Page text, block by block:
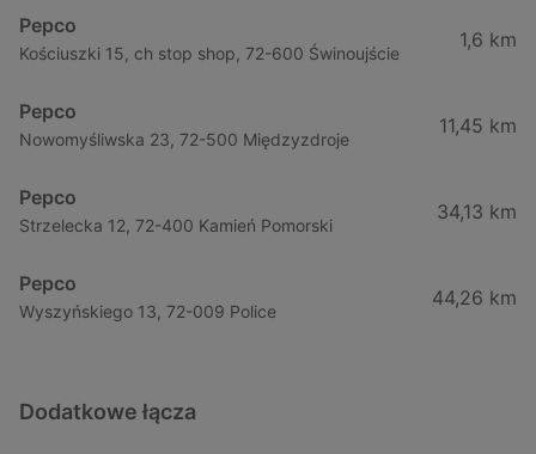
Pepco
Kościuszki 15, ch stop shop, 72-600 Świnoujście
1,6 km
Pepco
Nowomyśliwska 23, 72-500 Międzyzdroje
11,45 km
Pepco
Strzelecka 12, 72-400 Kamień Pomorski
34,13 km
Pepco
Wyszyńskiego 13, 72-009 Police
44,26 km
Dodatkowe łącza